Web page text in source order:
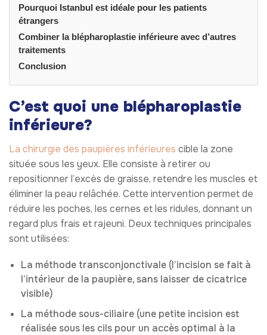
Pourquoi Istanbul est idéale pour les patients
étrangers
Combiner la blépharoplastie inférieure avec d’autres
traitements
Conclusion
C’est quoi une blépharoplastie
inférieure?
La chirurgie des paupières inférieures cible la zone
située sous les yeux. Elle consiste à retirer ou
repositionner l’excès de graisse, retendre les muscles et
éliminer la peau relâchée. Cette intervention permet de
réduire les poches, les cernes et les ridules, donnant un
regard plus frais et rajeuni. Deux techniques principales
sont utilisées:
La méthode transconjonctivale (l’incision se fait à
l’intérieur de la paupière, sans laisser de cicatrice
visible)
La méthode sous-ciliaire (une petite incision est
réalisée sous les cils pour un accès optimal à la